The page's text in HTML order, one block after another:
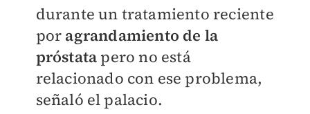
durante un tratamiento reciente
por agrandamiento de la
próstata pero no está
relacionado con ese problema,
señaló el palacio.